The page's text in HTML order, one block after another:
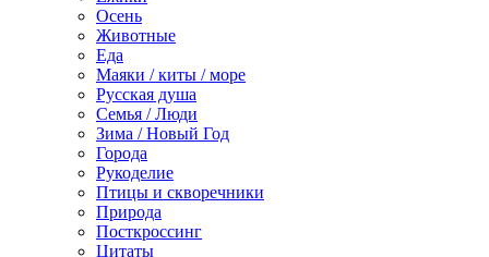
Осень
Животные
Еда
Маяки / киты / море
Русская душа
Семья / Люди
Зима / Новый Год
Города
Рукоделие
Птицы и скворечники
Природа
Посткроссинг
Цитаты